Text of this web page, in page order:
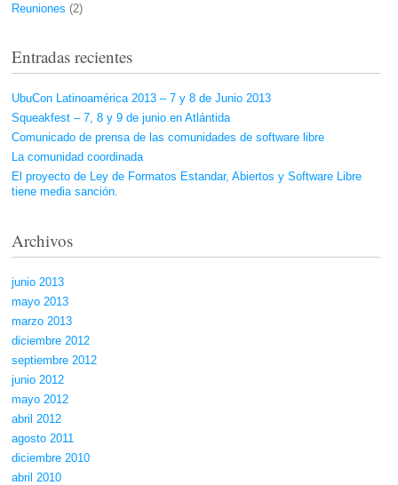
Reuniones (2)
Entradas recientes
UbuCon Latinoamérica 2013 – 7 y 8 de Junio 2013
Squeakfest – 7, 8 y 9 de junio en Atlántida
Comunicado de prensa de las comunidades de software libre
La comunidad coordinada
El proyecto de Ley de Formatos Estandar, Abiertos y Software Libre
tiene media sanción.
Archivos
junio 2013
mayo 2013
marzo 2013
diciembre 2012
septiembre 2012
junio 2012
mayo 2012
abril 2012
agosto 2011
diciembre 2010
abril 2010